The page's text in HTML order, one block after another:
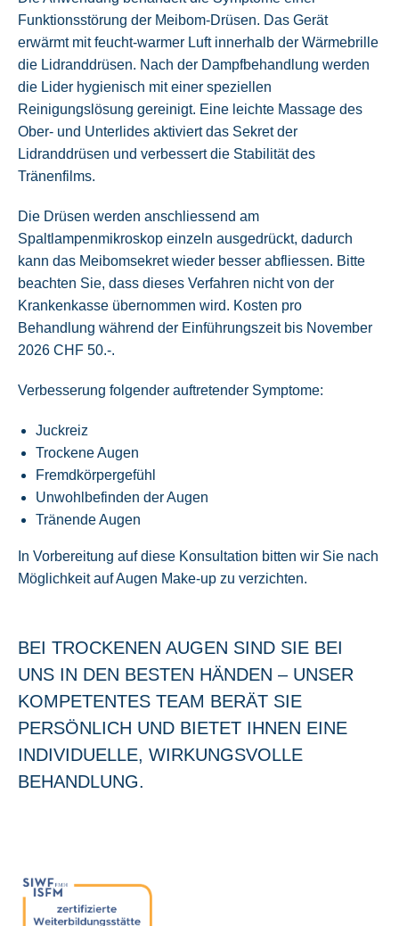
Funktionsstörung der Meibom-Drüsen. Das Gerät
erwärmt mit feucht-warmer Luft innerhalb der Wärmebrille
die Lidranddrüsen. Nach der Dampfbehandlung werden
die Lider hygienisch mit einer speziellen
Reinigungslösung gereinigt. Eine leichte Massage des
Ober- und Unterlides aktiviert das Sekret der
Lidranddrüsen und verbessert die Stabilität des
Tränenfilms.
Die Drüsen werden anschliessend am
Spaltlampenmikroskop einzeln ausgedrückt, dadurch
kann das Meibomsekret wieder besser abfliessen. Bitte
beachten Sie, dass dieses Verfahren nicht von der
Krankenkasse übernommen wird. Kosten pro
Behandlung während der Einführungszeit bis November
2026 CHF 50.-.
Verbesserung folgender auftretender Symptome:
Juckreiz
Trockene Augen
Fremdkörpergefühl
Unwohlbefinden der Augen
Tränende Augen
In Vorbereitung auf diese Konsultation bitten wir Sie nach
Möglichkeit auf Augen Make-up zu verzichten.
BEI TROCKENEN AUGEN SIND SIE BEI
UNS IN DEN BESTEN HÄNDEN – UNSER
KOMPETENTES TEAM BERÄT SIE
PERSÖNLICH UND BIETET IHNEN EINE
INDIVIDUELLE, WIRKUNGSVOLLE
BEHANDLUNG.